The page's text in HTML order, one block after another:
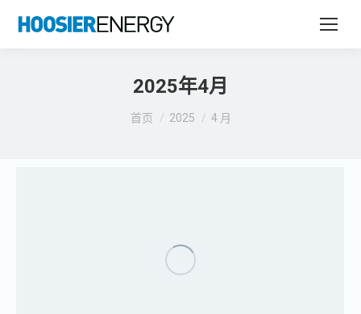
2025年4月
您在这里：
首页 2025 4 月